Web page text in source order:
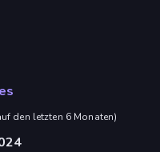
den letzten 6 Monaten)